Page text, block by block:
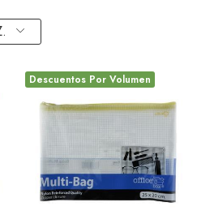
Descuentos Por Volumen